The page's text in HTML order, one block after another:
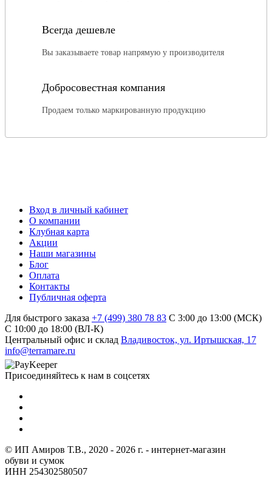
Всегда дешевле
Вы заказываете товар напрямую у производителя
Добросовестная компания
Продаем только маркированную продукцию
Вход в личный кабинет
О компании
Клубная карта
Акции
Наши магазины
Блог
Оплата
Контакты
Публичная оферта
Для быстрого заказа +7 (499) 380 78 83 С 3:00 до 13:00 (МСК)
C 10:00 до 18:00 (ВЛ-К)
Центральный офис и склад Владивосток, ул. Иртышская, 17
info@terramare.ru
Присоединяйтесь к нам в соцсетях
© ИП Амиров Т.В., 2020 - 2026 г. - интернет-магазин
обуви и сумок
ИНН 254302580507